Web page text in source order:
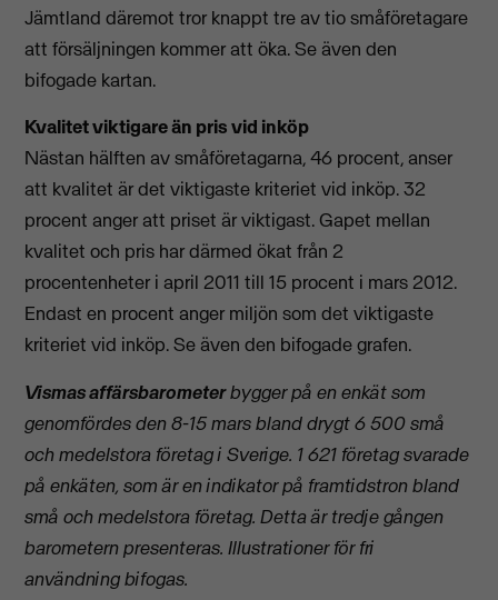
Jämtland däremot tror knappt tre av tio småföretagare
att försäljningen kommer att öka. Se även den
bifogade kartan.
Kvalitet viktigare än pris vid inköp
Nästan hälften av småföretagarna, 46 procent, anser
att kvalitet är det viktigaste kriteriet vid inköp. 32
procent anger att priset är viktigast. Gapet mellan
kvalitet och pris har därmed ökat från 2
procentenheter i april 2011 till 15 procent i mars 2012.
Endast en procent anger miljön som det viktigaste
kriteriet vid inköp. Se även den bifogade grafen.
Vismas affärsbarometerbygger på en enkät som
genomfördes den 8-15 mars bland drygt 6 500 små
och medelstora företag i Sverige. 1 621 företag svarade
på enkäten, som är en indikator på framtidstron bland
små och medelstora företag. Detta är tredje gången
barometern presenteras. Illustrationer för fri
användning bifogas.